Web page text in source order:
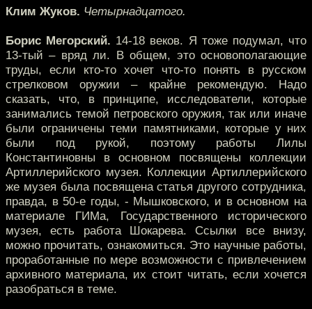
Клим Жуков. Четырнадцатого.
Борис Мегорский. 14-18 веков. Я тоже подумал, что
13-тый – вряд ли. В общем, это основополагающие
труды, если кто-то хочет что-то понять в русском
стрелковом оружии – крайне рекомендую. Надо
сказать, что, в принципе, исследователи, которые
занимались темой петровского оружия, так или иначе
были ограничены теми памятниками, которые у них
были под рукой, поэтому работы Лилы
Константиновны в основном посвящены коллекции
Артиллерийского музея. Коллекции Артиллерийского
же музея была посвящена статья другого сотрудника,
правда, в 50-е годы, - Мышковского, и в основном на
материале ГИМа, Государственного исторического
музея, есть работа Шокарева. Ссылки все внизу,
можно прочитать, ознакомиться. Это научные работы,
проработанные по мере возможности с привлечением
архивного материала, их стоит читать, если хочется
разобраться в теме.